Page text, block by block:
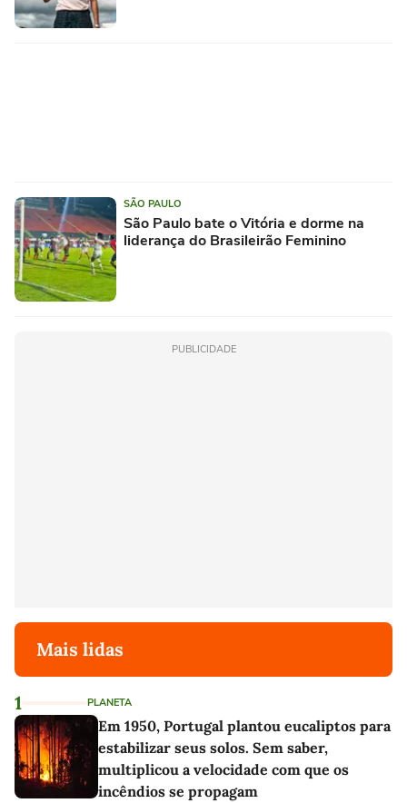
SÃO PAULO
São Paulo bate o Vitória e dorme na
liderança do Brasileirão Feminino
PUBLICIDADE
Mais lidas
1 PLANETA
Em 1950, Portugal plantou eucaliptos para
estabilizar seus solos. Sem saber,
multiplicou a velocidade com que os
incêndios se propagam